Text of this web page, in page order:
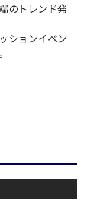
のトレンド発
ションイベン